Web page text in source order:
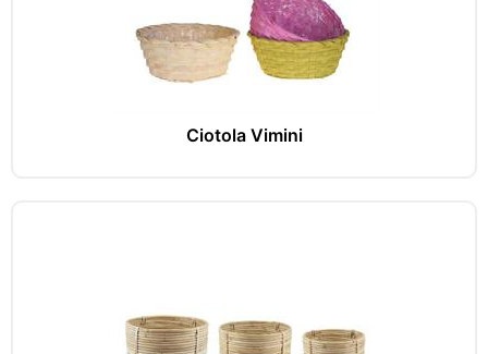
Ciotola Vimini